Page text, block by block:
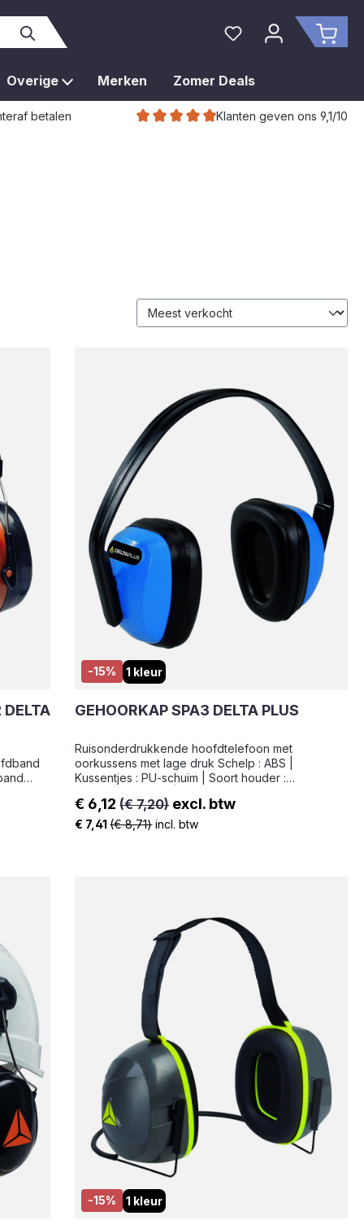
Je hebt 0 items op
Overige Merken Zomer Deals
betalen
Klanten geven ons 9,1/10
:
-15% 1 kleur
GEHOORKAP SPA3 DELTA PLUS
Ruisonderdrukkende hoofdtelefoon met
oorkussens met lage druk Schelp : ABS |
Kussentjes : PU-schuim | Soort houder :
Verkoopprijs:
€ 6,12 (€ 7,20) excl. btw
€ 7,41(€ 8,71) incl. btw
-15% 1 kleur